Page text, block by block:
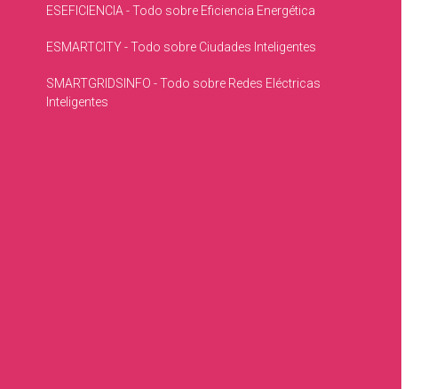
ESEFICIENCIA - Todo sobre Eficiencia Energética
ESMARTCITY - Todo sobre Ciudades Inteligentes
SMARTGRIDSINFO - Todo sobre Redes Eléctricas
Inteligentes